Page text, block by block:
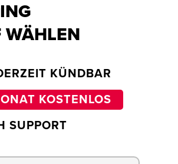
WÄHLEN
KÜNDBAR
KOSTENLOS
SUPPORT